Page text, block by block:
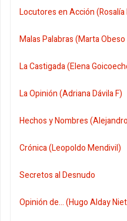
Locutores en Acción (Rosalía
Malas Palabras (Marta
La Castigada (Elena
La Opinión (Adriana Dávila F)
Hechos y Nombres
Crónica (Leopoldo Mendivil)
Secretos al Desnudo
Opinión de... (Hugo Alday